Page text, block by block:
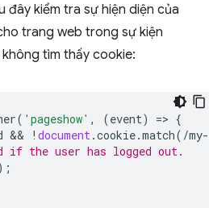
đây kiểm tra sự hiện diện của
trang web trong sự kiện
không tìm thấy cookie:
( 'pageshow' , (event) => {
&& ! document.cookie.match( /
if the user has logged out.